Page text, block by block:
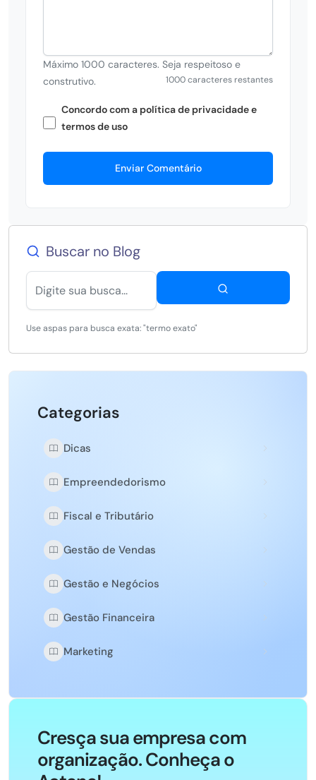
Máximo 1000 caracteres. Seja respeitoso e
construtivo.
1000 caracteres restantes
Concordo com a política de privacidade e
termos de uso
Enviar Comentário
Buscar no Blog
Use aspas para busca exata: "termo exato"
Categorias
Dicas
Empreendedorismo
Fiscal e Tributário
Gestão de Vendas
Gestão e Negócios
Gestão Financeira
Marketing
Cresça sua empresa com
organização. Conheça o